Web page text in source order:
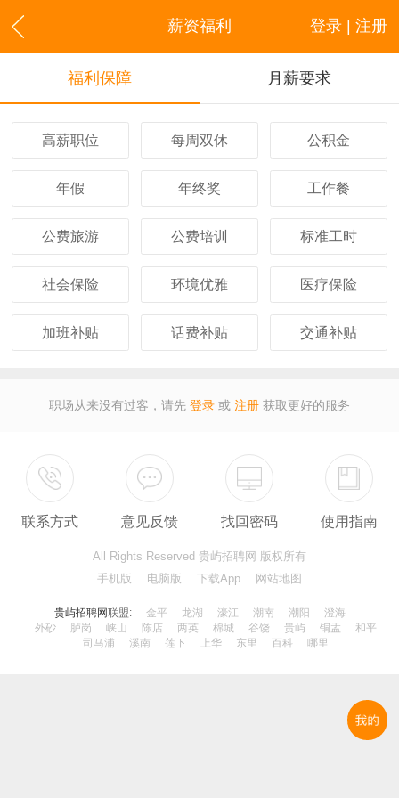
登录 | 注册
薪资福利
福利保障 月薪要求
高薪职位 每周双休 公积金
年假 年终奖 工作餐
公费旅游 公费培训 标准工时
社会保险 环境优雅 医疗保险
加班补贴 话费补贴 交通补贴
职场从来没有过客，请先 登录 或 注册 获取更好的服务
联系方式 意见反馈 找回密码 使用指南
All Rights Reserved 贵屿招聘网 版权所有
手机版
电脑版 下载App 网站地图
贵屿招聘网联盟: 金平 龙湖 濠江 潮南 潮阳
澄海
外砂
胪岗 峡山 陈店 两英 棉城 谷饶 贵屿 铜盂
和平
司马浦
溪南 莲下 上华 东里 百科 哪里